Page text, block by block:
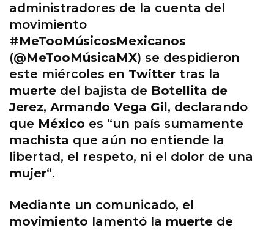
administradores de la cuenta del
movimiento
#MeTooMúsicosMexicanos
(@MeTooMúsicaMX) se despidieron
este miércoles en Twitter tras la
muerte del bajista de Botellita de
Jerez, Armando Vega Gil, declarando
que México es “un país sumamente
machista que aún no entiende la
libertad, el respeto, ni el dolor de una
mujer“.
Mediante un comunicado, el
movimiento lamentó la muerte de